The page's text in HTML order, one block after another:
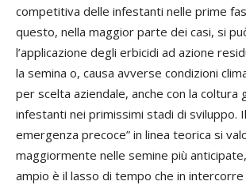
competitiva delle infestanti nelle prime
questo, nella maggior parte dei casi, si
l’applicazione degli erbicidi ad azione
la semina o, causa avverse condizioni
per scelta aziendale, anche con la coltura
infestanti nei primissimi stadi di sviluppo.
emergenza precoce” in linea teorica si
maggiormente nelle semine più
ampio è il lasso di tempo che in